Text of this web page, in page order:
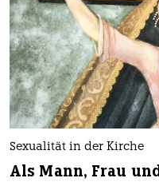
Sexualität in der Kirche
Als Mann, Frau